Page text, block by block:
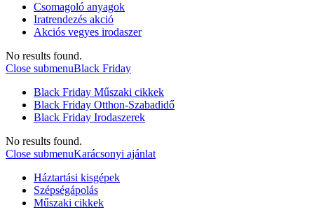
Csomagoló anyagok
Iratrendezés akció
Akciós vegyes irodaszer
No results found.
Close submenuBlack Friday
Black Friday Műszaki cikkek
Black Friday Otthon-Szabadidő
Black Friday Irodaszerek
No results found.
Close submenuKarácsonyi ajánlat
Háztartási kisgépek
Szépségápolás
Műszaki cikkek